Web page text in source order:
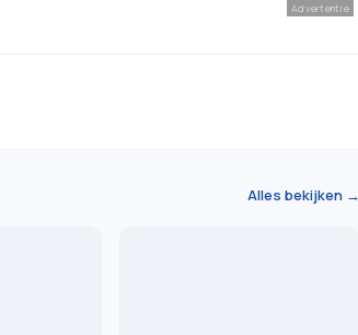
Advertentie
Alles bekijken →